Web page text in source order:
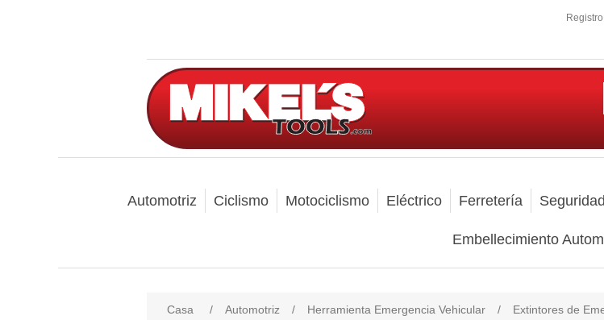
Registro
Automotriz Ciclismo Motociclismo Eléctrico Ferretería
Embellecimiento
Casa / Automotriz / Herramienta Emergencia Vehicular / Extintores de